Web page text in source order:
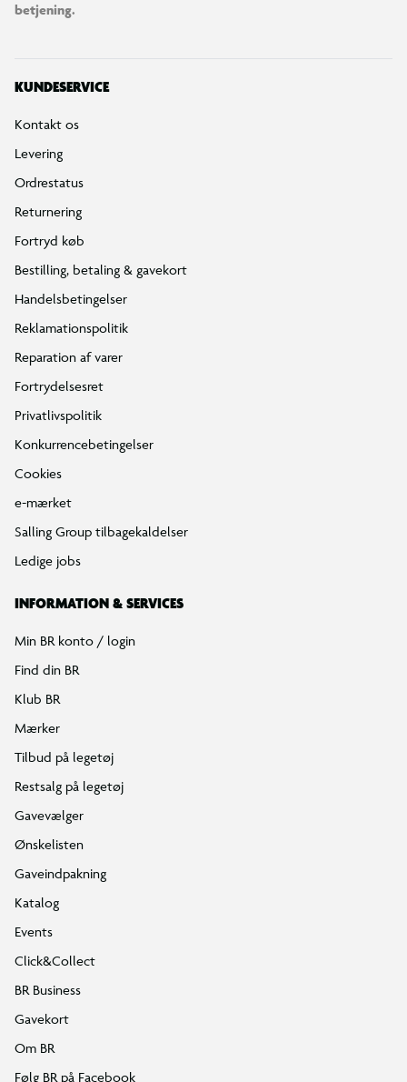
betjening.
KUNDESERVICE
Kontakt os
Levering
Ordrestatus
Returnering
Fortryd køb
Bestilling, betaling & gavekort
Handelsbetingelser
Reklamationspolitik
Reparation af varer
Fortrydelsesret
Privatlivspolitik
Konkurrencebetingelser
Cookies
e-mærket
Salling Group tilbagekaldelser
Ledige jobs
INFORMATION & SERVICES
Min BR konto / login
Find din BR
Klub BR
Mærker
Tilbud på legetøj
Restsalg på legetøj
Gavevælger
Ønskelisten
Gaveindpakning
Katalog
Events
Click&Collect
BR Business
Gavekort
Om BR
Følg BR på Facebook